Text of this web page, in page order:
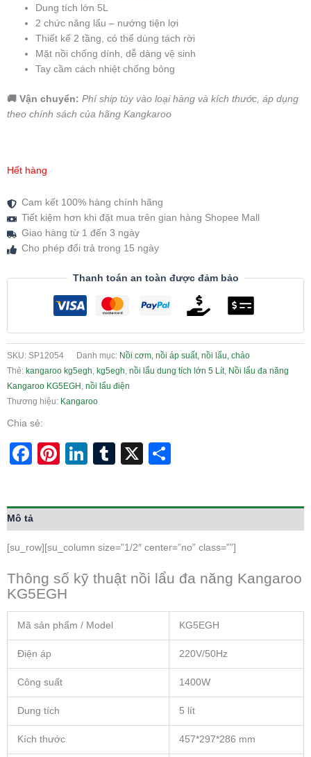
Dung tích lớn 5L
2 chức năng lẩu – nướng tiện lợi
Thiết kế 2 tầng, có thể dùng tách rời
Mặt nồi chống dính, dễ dàng vệ sinh
Tay cầm cách nhiệt chống bỏng
🚚 Vận chuyển: Phí ship tùy vào loại hàng và kích thước, áp dụng
theo chính sách của hãng Kangkaroo
Hết hàng
Cam kết 100% hàng chính hãng
Tiết kiệm hơn khi đặt mua trên gian hàng Shopee Mall
Giao hàng từ 1 đến 3 ngày
Cho phép đổi trả trong 15 ngày
Thanh toán an toàn được đảm bảo
SKU: SP12054 Danh mục: Nồi cơm, nồi áp suất, nồi lẩu, chảo
Thẻ: kangaroo kg5egh, kg5egh, nồi lẩu dung tích lớn 5 Lít, Nồi lẩu đa năng
Kangaroo KG5EGH , nồi lẩu điện
Thương hiệu: Kangaroo
Chia sẻ:
Facebook
Pinterest
LinkedIn
Tumblr
X
Mô tả
[su_row][su_column size=”1/2″ center=”no” class=””]
Thông số kỹ thuật nồi lẩu đa năng Kangaroo
KG5EGH
Mã sản phẩm / Model KG5EGH
Điện áp 220V/50Hz
Công suất 1400W
Dung tích 5 lít
Kích thước 457*297*286 mm